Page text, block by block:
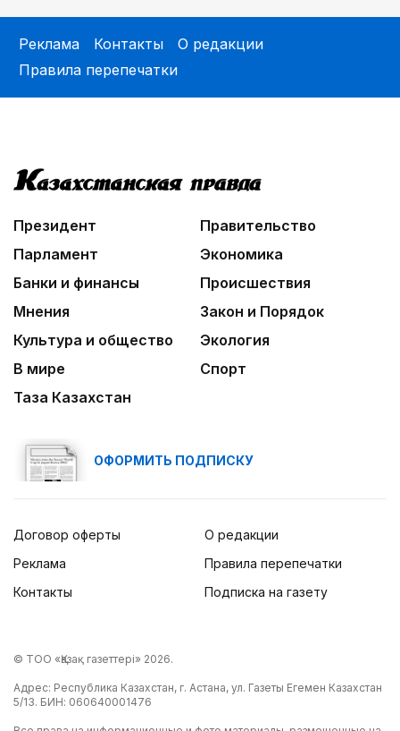
Реклама Контакты
О редакции
Правила перепечатки
Президент
Правительство
Парламент
Экономика
Банки и финансы
Происшествия
Мнения
Закон и Порядок
Культура и общество
Экология
В мире
Спорт
Таза Казахстан
ОФОРМИТЬ ПОДПИСКУ
Договор оферты
Реклама
Контакты
О редакции
Правила перепечатки
Подписка на газету
© ТОО «Қазақ газеттері» 2026.
Адрес: Республика Казахстан, г. Астана, ул. Газеты Егемен Казахстан
5/13. БИН: 060640001476